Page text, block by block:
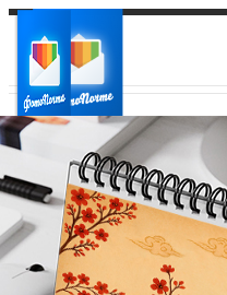
Ваш город:
Ваш регион доставки
Выберите из списка: